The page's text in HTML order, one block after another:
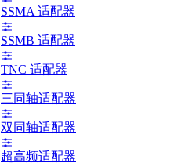
SSMA 适配器
SSMB 适配器
TNC 适配器
三同轴适配器
双同轴适配器
超高频适配器